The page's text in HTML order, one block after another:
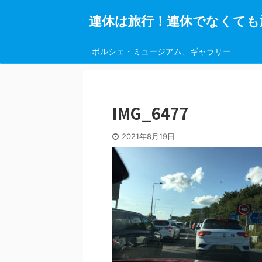
連休は旅行！連休でなくて
ポルシェ・ミュージアム、ギャラリー
IMG_6477
2021年8月19日